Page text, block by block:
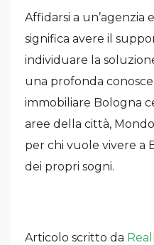
Affidarsi a un’agenzia
significa avere il
individuare la
una profonda
immobiliare Bologna
aree della città,
per chi vuole vivere a
dei propri sogni.
Articolo scritto da